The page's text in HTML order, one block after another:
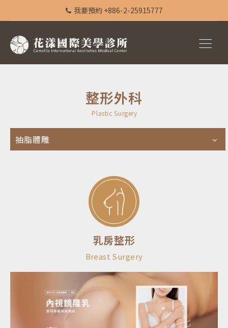
我要預約 +886-2-25915777
整形外科
Plastic Surgery
抽脂體雕
乳房整形
Breast Surgery